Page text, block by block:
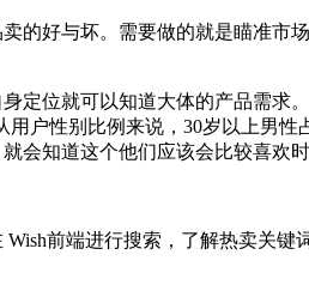
的好与坏。需要做的就是瞄准市
定位就可以知道大体的产品需
户性别比例来说，30岁以上男性
知道这个他们应该会比较喜欢
前端进行搜索，了解热卖关键